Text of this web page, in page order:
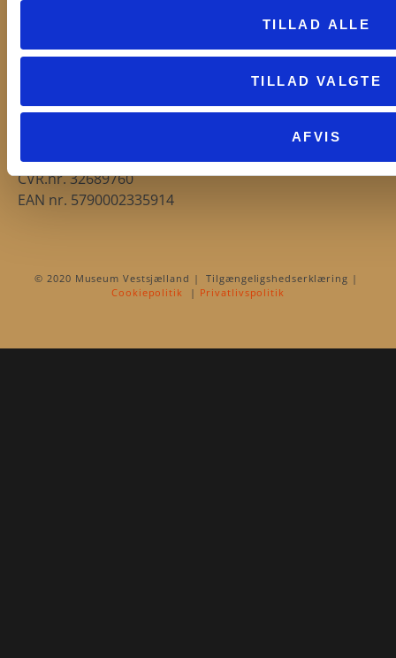
TILLAD ALLE
TILLAD VALGTE
AFVIS
CVR.nr. 32689760
EAN nr. 5790002335914
© 2020 Museum Vestsjælland | Tilgængeligshedserklæring |
Cookiepolitik | Privatlivspolitik